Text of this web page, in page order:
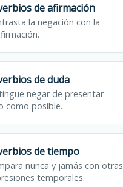
de afirmación
la negación con la
de duda
negar de presentar
como posible.
de tiempo
nunca y jamás con otras
temporales.